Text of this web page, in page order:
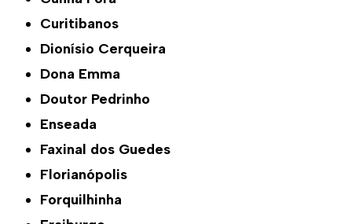
Curitibanos
Dionísio Cerqueira
Dona Emma
Doutor Pedrinho
Enseada
Faxinal dos Guedes
Florianópolis
Forquilhinha